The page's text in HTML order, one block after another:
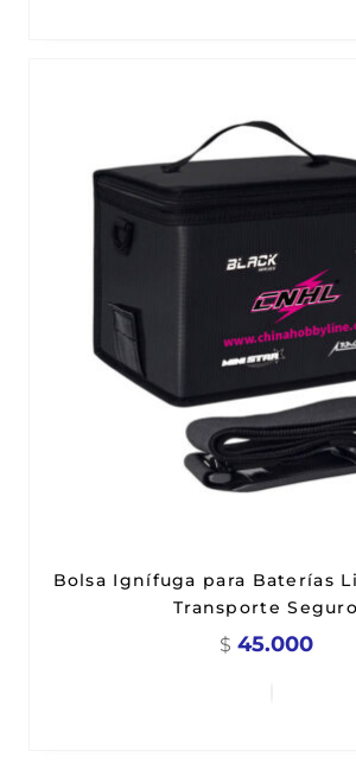
Bolsa Ignífuga para Baterías
Transporte Seguro
$ 45.000